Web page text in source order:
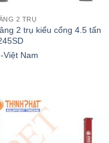
2 TRỤ
2 trụ kiểu cổng 4.5 tấn
Việt Nam